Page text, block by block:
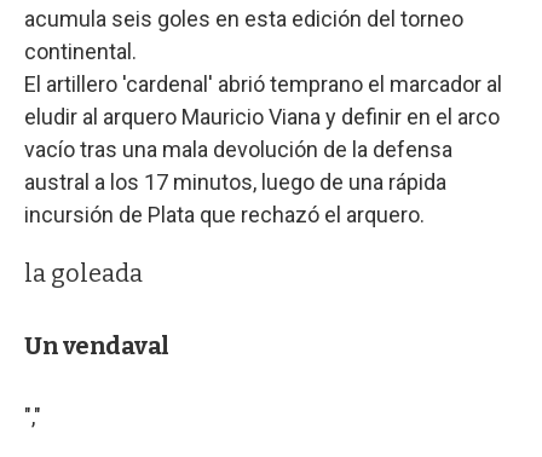
acumula seis goles en esta edición del torneo
continental.
El artillero 'cardenal' abrió temprano el marcador al
eludir al arquero Mauricio Viana y definir en el arco
vacío tras una mala devolución de la defensa
austral a los 17 minutos, luego de una rápida
incursión de Plata que rechazó el arquero.
la goleada
Un vendaval
","